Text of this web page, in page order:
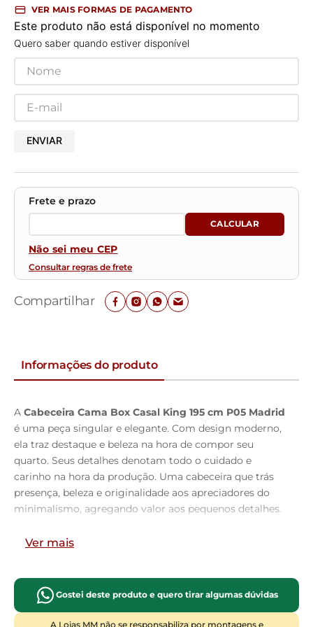
VER MAIS FORMAS DE PAGAMENTO
Este produto não está disponível no momento
Quero saber quando estiver disponível
ENVIAR
Não sei meu CEP
Consultar regras de frete
Compartilhar
Informações do produto
A Cabeceira Cama Box Casal King 195 cm P05 Madrid
é uma peça singular e elegante. Com design moderno,
ela traz destaque e beleza na hora de compor seu
quarto. Seus detalhes denotam todo o cuidado e
carinho na hora da produção. Uma cabeceira que trás
presença, beleza e originalidade aos apreciadores do
minimalismo, agregando valor aos pequenos detalhes.
impecável, o revestimento que combina
calçadeira ou recamier. É a composição perfeita para
os amantes da elegância! Você merece o melhor,
garanta já a sua!!
Ver mais
Gostei deste produto e quero tirar algumas dúvidas
A Lojas MM não se responsabiliza por montagens e